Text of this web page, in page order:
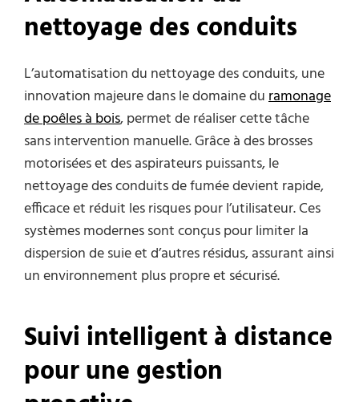
nettoyage des conduits
L’automatisation du nettoyage des conduits, une
innovation majeure dans le domaine duramonage
de poêles à bois, permet de réaliser cette tâche
sans intervention manuelle. Grâce à des brosses
motorisées et des aspirateurs puissants, le
nettoyage des conduits de fumée devient rapide,
efficace et réduit les risques pour l’utilisateur. Ces
systèmes modernes sont conçus pour limiter la
dispersion de suie et d’autres résidus, assurant ainsi
un environnement plus propre et sécurisé.
Suivi intelligent à distance
pour une gestion